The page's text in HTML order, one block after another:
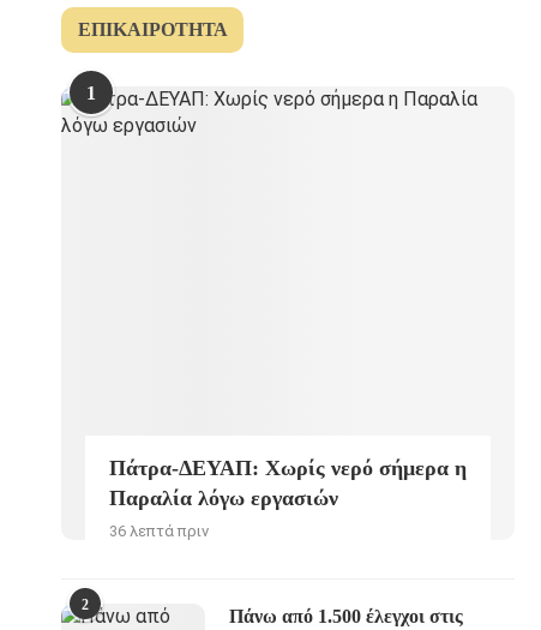
ΕΠΙΚΑΙΡΌΤΗΤΑ
1
Πάτρα-ΔΕΥΑΠ: Χωρίς νερό σήμερα η
Παραλία λόγω εργασιών
36 λεπτά πριν
2
Πάνω από 1.500 έλεγχοι στις